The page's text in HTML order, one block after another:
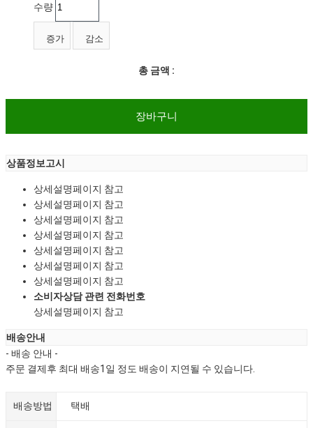
수량
증가 감소
총 금액 :
상품정보고시
상세설명페이지 참고
상세설명페이지 참고
상세설명페이지 참고
상세설명페이지 참고
상세설명페이지 참고
상세설명페이지 참고
상세설명페이지 참고
소비자상담 관련 전화번호
상세설명페이지 참고
배송안내
- 배송 안내 -
주문 결제후 최대 배송1일 정도 배송이 지연될 수 있습니다.
배송방법 택배